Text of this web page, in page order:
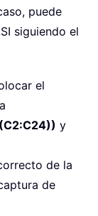
puede
siguiendo el
el
y
de la
de